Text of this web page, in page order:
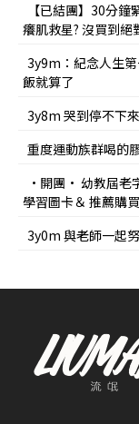
【已結團】30分
癢肌救星? 沒買到絕
3y9m：紀念人生
飯就算了
3y8m 哭到停不下
重度運動族群喝的
•開團• 幼教屆老
學習圖卡＆ 推薦購
3y0m 與老師一起